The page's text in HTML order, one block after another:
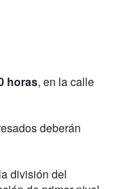
horas, en la calle
deberán
división del